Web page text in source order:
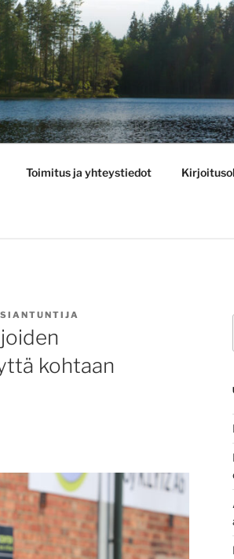
Toimitus ja yhteystiedot
kohtaan